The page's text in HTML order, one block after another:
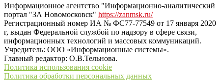
Информационное агентство "Информационно-аналитический
портал "ЗА Новомосковск" https://zanmsk.ru/
Регистрационный номер ИА № ФС77-77549 от 17 января 2020
г, выдан Федеральной службой по надзору в сфере связи,
информационных технологий и массовых коммуникаций.
Учредитель: ООО «Информационные системы».
Главный редактор: О.В.Тельнова.
Политика использования cookie
Политика обработки персональных данных